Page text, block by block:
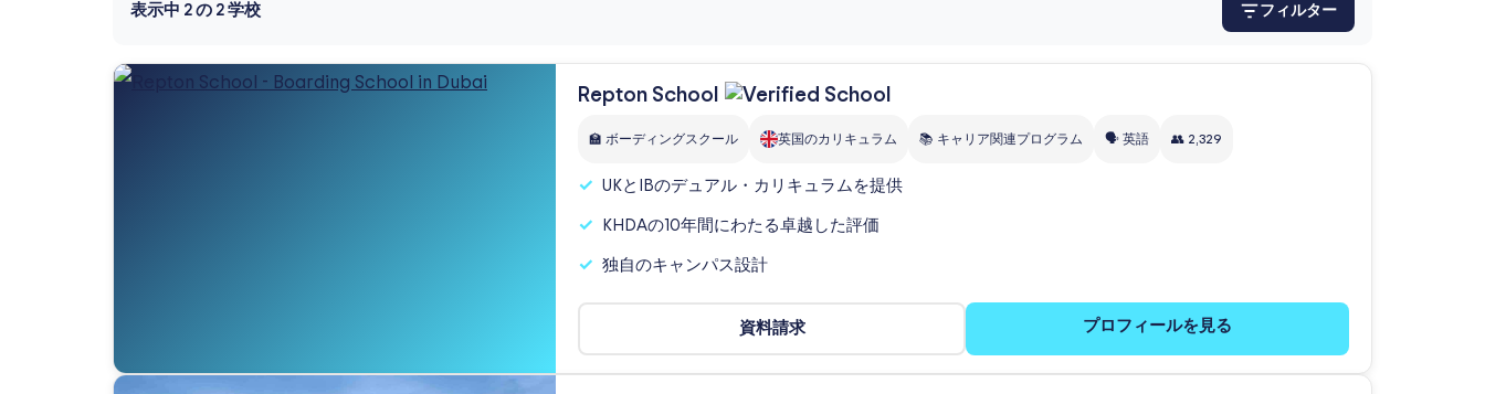
表示中 2 の 2 学校 フィルター
Repton School
🏫 ボーディングスクール 英国のカリキュラム 📚 キャリア関連プログラム 🗣️ 英語 👥 2,329
UKとIBのデュアル・カリキュラムを提供
KHDAの10年間にわたる卓越した評価
独自のキャンパス設計
資料請求 プロフィールを見る